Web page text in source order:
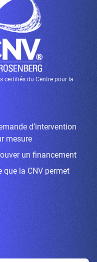
certifiés du Centre pour la
d’intervention
mesure
un financement
que la CNV permet